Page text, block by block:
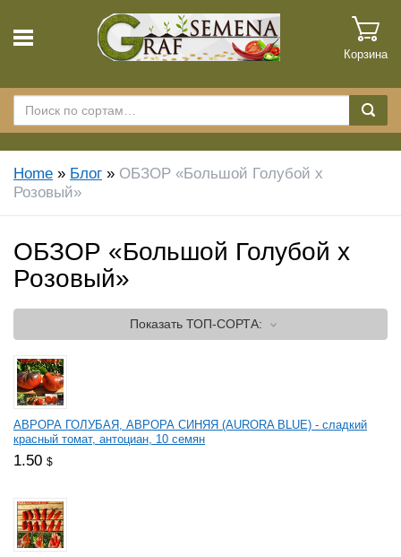
Корзина
Home » Блог » ОБЗОР «Большой Голубой х
Розовый»
ОБЗОР «Большой Голубой х
Розовый»
ПоказатьТОП-СОРТА:
АВРОРА ГОЛУБАЯ, АВРОРА СИНЯЯ (AURORA BLUE) - сладкий
красный томат, антоциан, 10 семян
1.50 $